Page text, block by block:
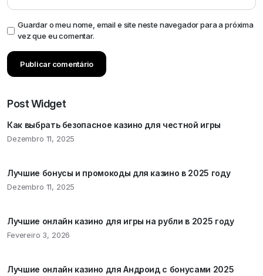
Guardar o meu nome, email e site neste navegador para a próxima
vez que eu comentar.
Post Widget
Как выбрать безопасное казино для честной игры
Dezembro 11, 2025
Лучшие бонусы и промокоды для казино в 2025 году
Dezembro 11, 2025
Лучшие онлайн казино для игры на рубли в 2025 году
Fevereiro 3, 2026
Лучшие онлайн казино для Андроид с бонусами 2025